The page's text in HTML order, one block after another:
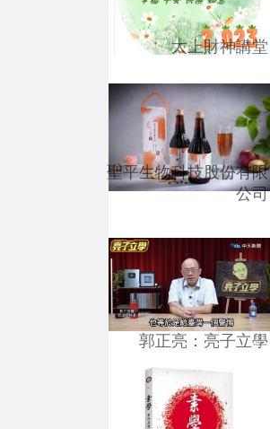
太上財神講堂
聖平生物科技股份有限
公司
郭正亮：亮子立學